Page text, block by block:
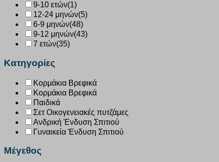
9-10 ετών(1)
12-24 μηνών(5)
6-9 μηνών(48)
9-12 μηνών(43)
7 ετών(35)
Κατηγορίες
Κορμάκια Βρεφικά
Κορμάκια Βρεφικά
Παιδικά
Σετ Οικογενειακές πυτζάμες
Ανδρική Ένδυση Σπιτιού
Γυναικεία Ένδυση Σπιτιού
Μέγεθος